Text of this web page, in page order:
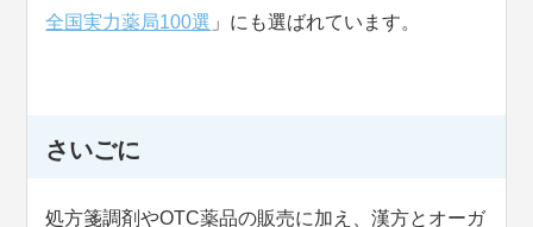
全国実力薬局100選 」にも選ばれています。
さいごに
処方箋調剤やOTC薬品の販売に加え、漢方とオーガ